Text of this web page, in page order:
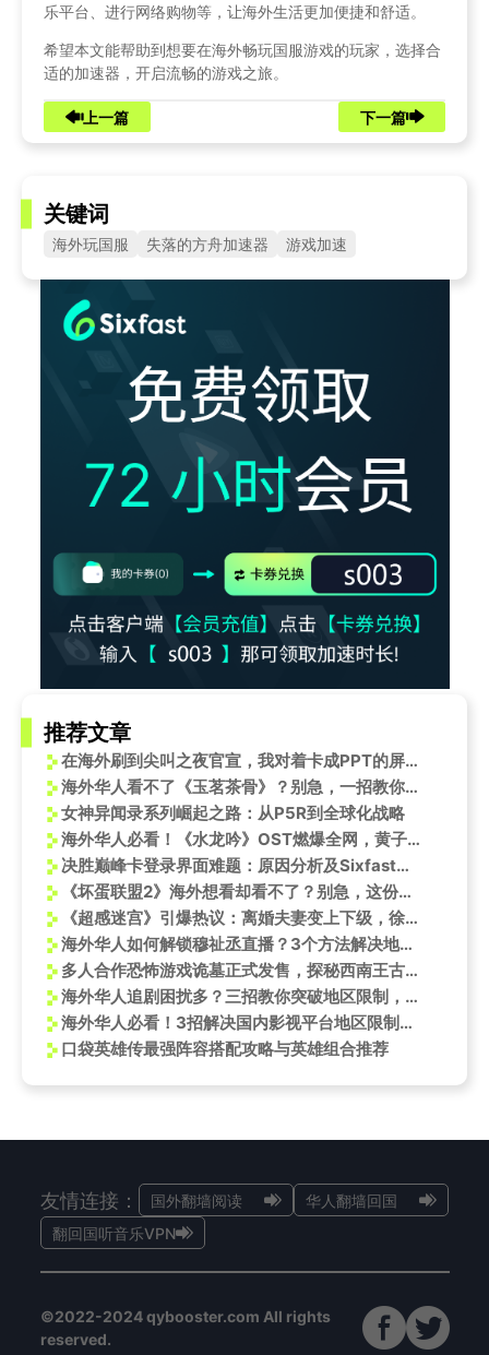
乐平台、进行网络购物等，让海外生活更加便捷和舒适。
希望本文能帮助到想要在海外畅玩国服游戏的玩家，选择合
适的加速器，开启流畅的游戏之旅。
上一篇 下一篇
关键词
海外玩国服 失落的方舟加速器 游戏加速
推荐文章
在海外刷到尖叫之夜官宣，我对着卡成PPT的屏幕，突然想起三年前那个被网速气哭的夜晚
海外华人看不了《玉茗茶骨》？别急，一招教你解锁娜扎新剧！
女神异闻录系列崛起之路：从P5R到全球化战略
海外华人必看！《水龙吟》OST燃爆全网，黄子弘凡献唱玄侠主题曲
决胜巅峰卡登录界面难题：原因分析及Sixfast回国加速器解决方案
《坏蛋联盟2》海外想看却看不了？别急，这份海外观影指南帮你搞定！
《超感迷宫》引爆热议：离婚夫妻变上下级，徐靖之直呼“怎么都得听她的”！海外华人如何解锁观看？
海外华人如何解锁穆祉丞直播？3个方法解决地区限制烦恼
多人合作恐怖游戏诡墓正式发售，探秘西南王古墓！
海外华人追剧困扰多？三招教你突破地区限制，轻松观看《水龙吟》等热门剧集
海外华人必看！3招解决国内影视平台地区限制，英雄联盟14周年庆典不再错过
口袋英雄传最强阵容搭配攻略与英雄组合推荐
友情连接： 国外翻墙阅读
华人翻墙回国
翻回国听音乐VPN
©2022-2024 qybooster.com All rights
reserved.